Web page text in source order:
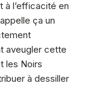
à l’efficacité en
ça un
aveugler cette
les Noirs
à dessiller